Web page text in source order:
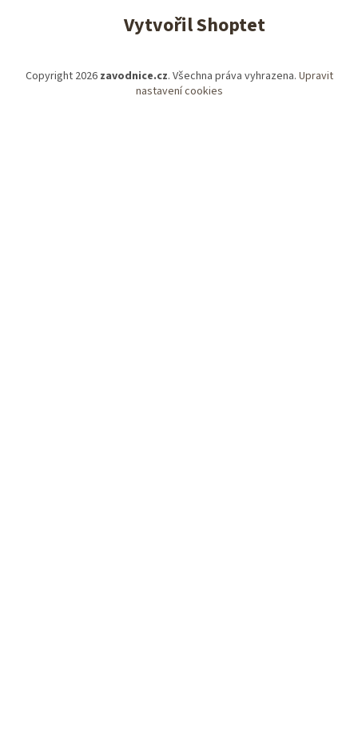
Vytvořil Shoptet
Copyright 2026 zavodnice.cz. Všechna práva vyhrazena. Upravit
nastavení cookies